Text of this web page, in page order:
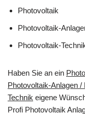
Photovoltaik
Photovoltaik-
Photovoltaik-
Haben Sie an ein
Photovoltaik-Anlagen
Technik eigene
Profi Photovoltaik